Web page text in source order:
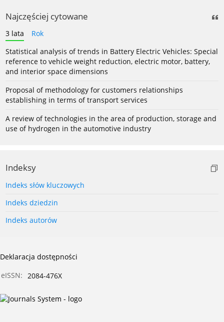
Najczęściej cytowane
3 lata
Rok
Statistical analysis of trends in Battery Electric Vehicles: Special
reference to vehicle weight reduction, electric motor, battery,
and interior space dimensions
Proposal of methodology for customers relationships
establishing in terms of transport services
A review of technologies in the area of production, storage and
use of hydrogen in the automotive industry
Indeksy
Indeks słów kluczowych
Indeks dziedzin
Indeks autorów
Deklaracja dostępności
eISSN:
2084-476X